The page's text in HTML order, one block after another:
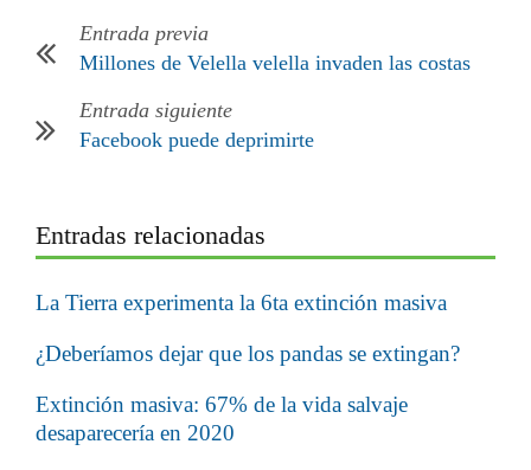
Entrada previa
Millones de Velella velella invaden las costas
Entrada siguiente
Facebook puede deprimirte
Entradas relacionadas
La Tierra experimenta la 6ta extinción masiva
¿Deberíamos dejar que los pandas se extingan?
Extinción masiva: 67% de la vida salvaje
desaparecería en 2020